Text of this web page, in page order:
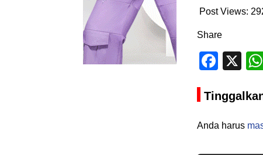
Post Views:
Share
X
Anda harus